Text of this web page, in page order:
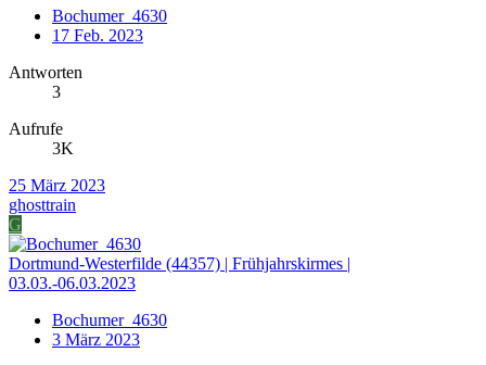
Bochumer_4630
17 Feb. 2023
Antworten
3
Aufrufe
3K
25 März 2023
ghosttrain
G
Dortmund-Westerfilde (44357) | Frühjahrskirmes |
03.03.-06.03.2023
Bochumer_4630
3 März 2023